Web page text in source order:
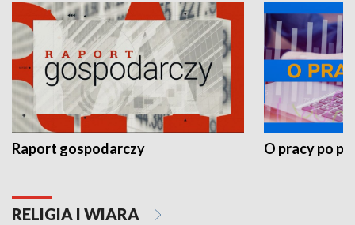
Raport gospodarczy O pracy po
RELIGIA I WIARA